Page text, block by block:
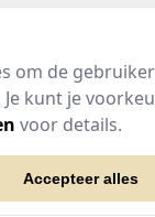
om de
kunt je
voor details.
Accepteer alles